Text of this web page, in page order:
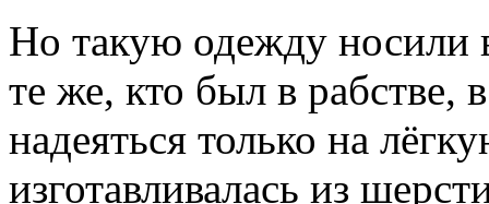
Но такую одежду носили
те же, кто был в рабстве,
надеяться только на
изготавливалась из